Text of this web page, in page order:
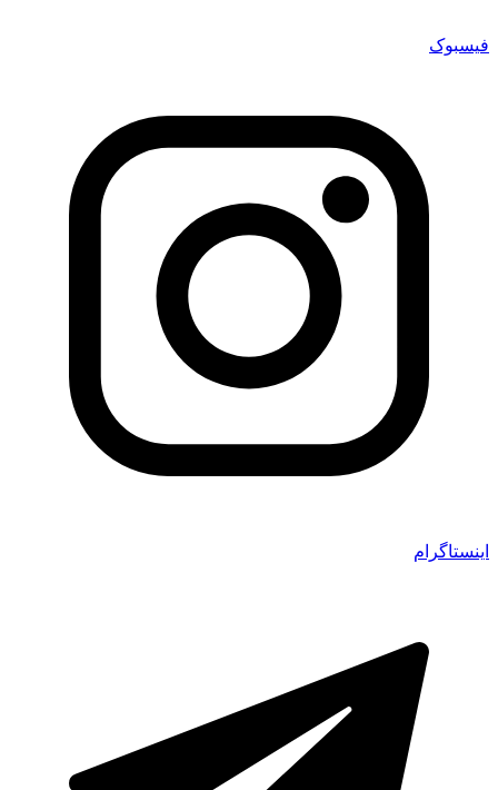
فیسبوک
اینستاگرام